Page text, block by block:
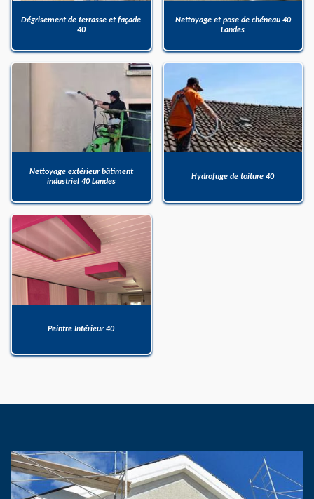
Dégrisement de terrasse et façade
40
Nettoyage et pose de chéneau 40
Landes
Nettoyage extérieur bâtiment
industriel 40 Landes
Hydrofuge de toiture 40
Peintre Intérieur 40